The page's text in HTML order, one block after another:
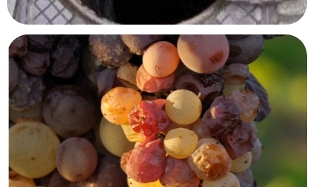
Musée des égouts